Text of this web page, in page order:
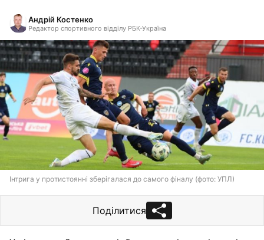
Андрій Костенко
Редактор спортивного відділу РБК-Україна
Інтрига у протистоянні зберігалася до самого фіналу (фото: УПЛ)
Поділитися